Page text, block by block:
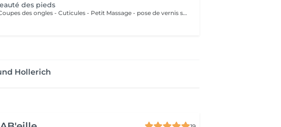
des pieds
- Coupes des ongles - Cuticules - Petit Massage - pose de vernis semi-permanent couleur ( Si vous voulez une french, veuillez svp cocher l'onglet french en plus)
Hollerich